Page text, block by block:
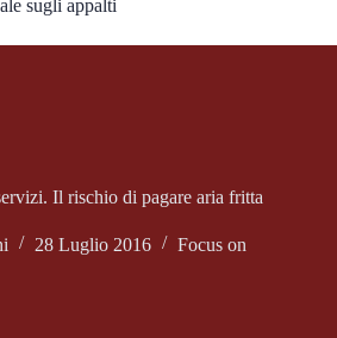
sugli appalti
Il rischio di pagare aria fritta
28 Luglio 2016 Focus on